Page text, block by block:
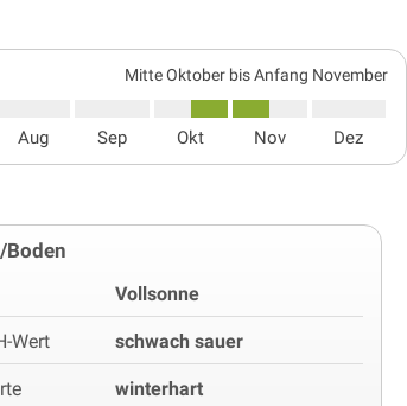
Mitte Oktober bis Anfang November
Aug Sep Okt Nov Dez
Boden
Vollsonne
Wert schwach sauer
winterhart